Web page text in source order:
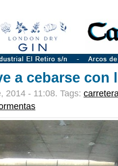
a cebarse con
2014 - 11:08. Tags: